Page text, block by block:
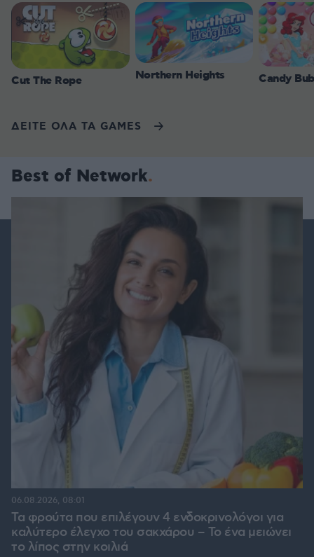
Cut The Rope Northern Heights Candy
ΔΕΙΤΕ ΟΛΑ ΤΑ GAMES
Best of Network
Τα φρούτα που επιλέγουν 4 ενδοκρινολόγοι για
καλύτερο έλεγχο του σακχάρου – Το ένα μειώνει
το λίπος στην κοιλιά
06.08.2026, 08:01